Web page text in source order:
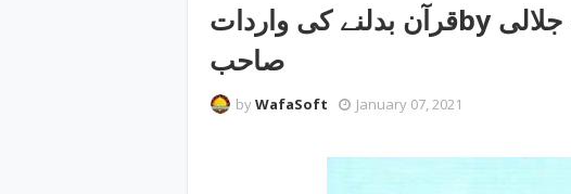
قرآن بدلنے کی وارداتby ‎ڈاکٹر مفتی محمد اشرف جلالی
صاحب
byWafaSoft January 07, 2021